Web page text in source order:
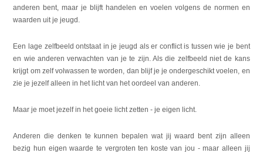
anderen bent, maar je blijft handelen en voelen volgens de normen en
waarden uit je jeugd.
Een lage zelfbeeld ontstaat in je jeugd als er conflict is tussen wie je bent
en wie anderen verwachten van je te zijn. Als die zelfbeeld niet de kans
krijgt om zelf volwassen te worden, dan blijf je je ondergeschikt voelen, en
zie je jezelf alleen in het licht van het oordeel van anderen.
Maar je moet jezelf in het goeie licht zetten - je eigen licht.
Anderen die denken te kunnen bepalen wat jij waard bent zijn alleen
bezig hun eigen waarde te vergroten ten koste van jou - maar alleen jij